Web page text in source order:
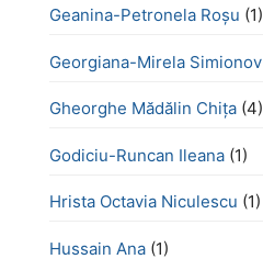
Geanina-Petronela Roșu (1)
Georgiana-Mirela Simionov
Gheorghe Mădălin Chiţa (4)
Godiciu-Runcan Ileana (1)
Hrista Octavia Niculescu (1)
Hussain Ana (1)